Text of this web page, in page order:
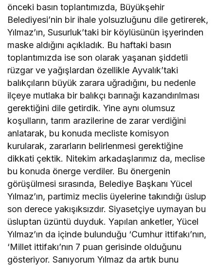
önceki basın toplantımızda, Büyükşehir
Belediyesi’nin bir ihale yolsuzluğunu dile getirerek,
Yılmaz’ın, Susurluk’taki bir köylüsünün işyerinden
maske aldığını açıkladık. Bu haftaki basın
toplantımızda ise son olarak yaşanan şiddetli
rüzgar ve yağışlardan özellikle Ayvalık’taki
balıkçıların büyük zarara uğradığını, bu nedenle
ilçeye mutlaka bir balıkçı barınağı kazandırılması
gerektiğini dile getirdik. Yine aynı olumsuz
koşulların, tarım arazilerine de zarar verdiğini
anlatarak, bu konuda mecliste komisyon
kurularak, zararların belirlenmesi gerektiğine
dikkati çektik. Nitekim arkadaşlarımız da, meclise
bu konuda önerge verdiler. Bu önergenin
görüşülmesi sırasında, Belediye Başkanı Yücel
Yılmaz’ın, partimiz meclis üyelerine takındığı üslup
son derece yakışıksızdır. Siyasetçiye uymayan bu
üsluptan üzüntü duyduk. Yapılan anketler, Yücel
Yılmaz’ın da içinde bulunduğu ‘Cumhur ittifakı’nın,
‘Millet ittifakı’nın 7 puan gerisinde olduğunu
gösteriyor. Sanıyorum Yılmaz da artık bunu